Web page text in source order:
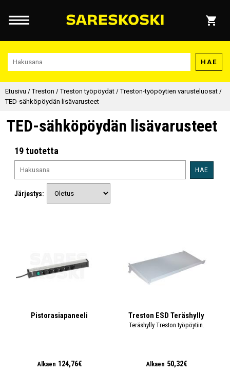
HAE
Etusivu /Treston /Treston työpöydät /Treston-työpöytien varusteluosat /
TED-sähköpöydän lisävarusteet
TED-sähköpöydän lisävarusteet
19 tuotetta
HAE
Järjestys:
Pistorasiapaneeli
Alkaen 124,76€
Treston ESD Teräshylly
Teräshylly Treston työpöytiin.
Alkaen 50,32€